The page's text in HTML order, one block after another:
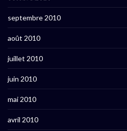
septembre 2010
août 2010
juillet 2010
juin 2010
mai 2010
avril 2010